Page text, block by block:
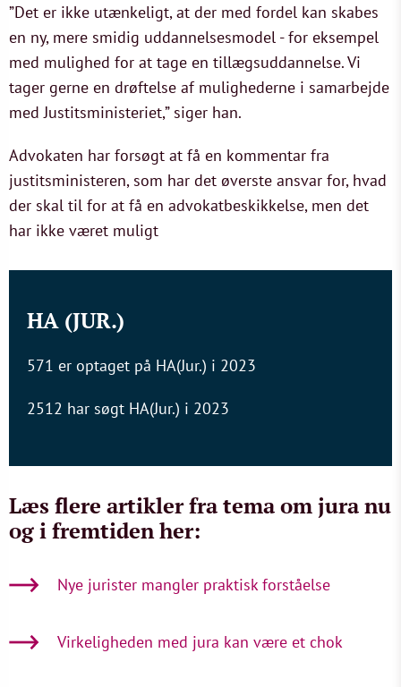
”Det er ikke utænkeligt, at der med fordel kan skabes
en ny, mere smidig uddannelsesmodel - for eksempel
med mulighed for at tage en tillægsuddannelse. Vi
tager gerne en drøftelse af mulighederne i samarbejde
med Justitsministeriet,” siger han.
Advokaten har forsøgt at få en kommentar fra
justitsministeren, som har det øverste ansvar for, hvad
der skal til for at få en advokatbeskikkelse, men det
har ikke været muligt
HA (JUR.)
571 er optaget på HA(Jur.) i 2023
2512 har søgt HA(Jur.) i 2023
Læs flere artikler fra tema om jura nu
og i fremtiden her:
Nye jurister mangler praktisk forståelse
Virkeligheden med jura kan være et chok